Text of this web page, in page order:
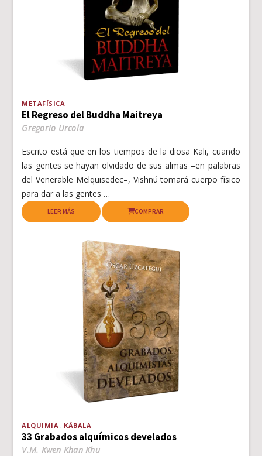
METAFÍSICA
El Regreso del Buddha Maitreya
Gregorio Urcola
Escrito está que en los tiempos de la diosa Kali, cuando
las gentes se hayan olvidado de sus almas –en palabras
del Venerable Melquisedec–, Vishnú tomará cuerpo físico
para dar a las gentes …
LEER MÁS COMPRAR
ALQUIMIA KÁBALA
33 Grabados alquímicos develados
V.M. Kwen Khan Khu